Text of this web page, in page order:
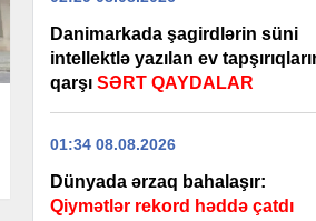
Danimarkada şagirdlərin süni
intellektlə yazılan ev
qarşı SƏRT QAYDALAR
01:34 08.08.2026
Dünyada ərzaq bahalaşır:
Qiymətlər rekord həddə çatdı